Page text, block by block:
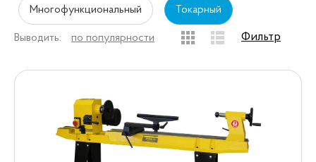
Многофункциональный Токарный
Выводить: по популярности Фильтр